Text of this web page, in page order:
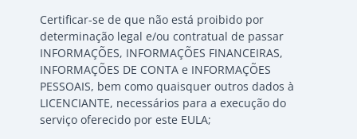
Certificar-se de que não está proibido por
determinação legal e/ou contratual de passar
INFORMAÇÕES, INFORMAÇÕES FINANCEIRAS,
INFORMAÇÕES DE CONTA e INFORMAÇÕES
PESSOAIS, bem como quaisquer outros dados à
LICENCIANTE, necessários para a execução do
serviço oferecido por este EULA;